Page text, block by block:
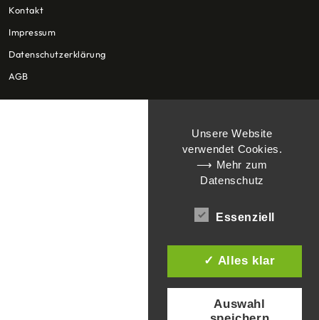
Kontakt
Impressum
Datenschutzerklärung
AGB
Unsere Website
verwendet Cookies.
⟶ Mehr zum
Datenschutz
Essenziell
✓ Alles klar
Auswahl